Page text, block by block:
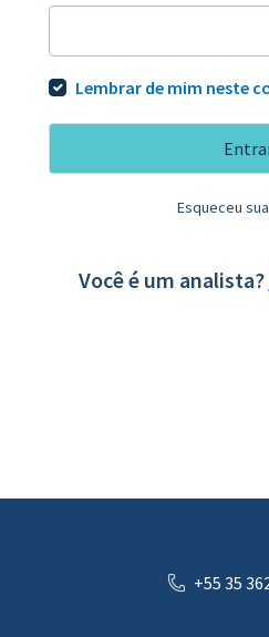
Lembrar de mim neste
Esqueceu
Você é um analista?
+55 35